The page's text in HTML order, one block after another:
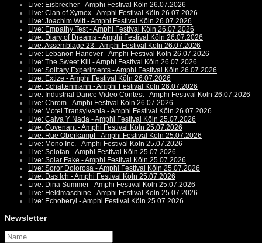
Live: Eisbrecher - Amphi Festival Köln 26.07.2026
Live: Clan of Xymox - Amphi Festival Köln 26.07.2026
Live: Joachim Witt - Amphi Festival Köln 26.07.2026
Live: Empathy Test - Amphi Festival Köln 26.07.2026
Live: Diary of Dreams - Amphi Festival Köln 26.07.2026
Live: Assemblage 23 - Amphi Festival Köln 26.07.2026
Live: Lebanon Hanover - Amphi Festival Köln 26.07.2026
Live: The Sweet Kill - Amphi Festival Köln 26.07.2026
Live: Solitary Experiments - Amphi Festival Köln 26.07.2026
Live: Extize - Amphi Festival Köln 26.07.2026
Live: Schattenmann - Amphi Festival Köln 26.07.2026
Live: Industrial Dance Video Contest - Amphi Festival Köln 26.07.2026
Live: Chrom - Amphi Festival Köln 26.07.2026
Live: Motel Transylvania - Amphi Festival Köln 26.07.2026
Live: Calva Y Nada - Amphi Festival Köln 25.07.2026
Live: Covenant - Amphi Festival Köln 25.07.2026
Live: Rue Oberkampf - Amphi Festival Köln 25.07.2026
Live: Mono Inc. - Amphi Festival Köln 25.07.2026
Live: Selofan - Amphi Festival Köln 25.07.2026
Live: Solar Fake - Amphi Festival Köln 25.07.2026
Live: Soror Dolorosa - Amphi Festival Köln 25.07.2026
Live: Das Ich - Amphi Festival Köln 25.07.2026
Live: Dina Summer - Amphi Festival Köln 25.07.2026
Live: Heldmaschine - Amphi Festival Köln 25.07.2026
Live: Echoberyl - Amphi Festival Köln 25.07.2026
Newsletter